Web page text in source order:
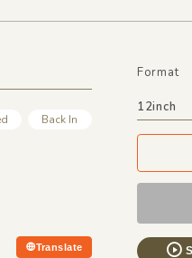
Back In
Translate
Format
12inch